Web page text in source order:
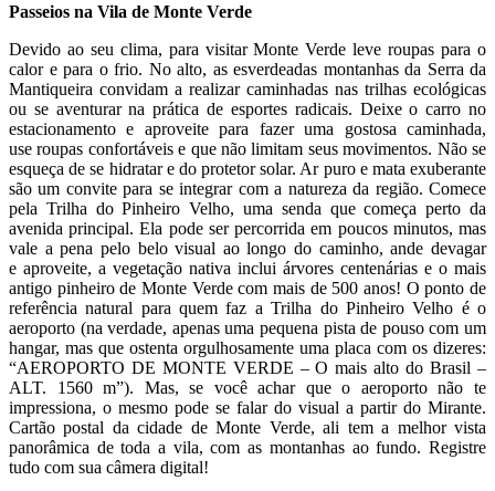
Passeios na Vila de Monte Verde
Devido ao seu clima, para visitar Monte Verde leve roupas para o
calor e para o frio. No alto, as esverdeadas montanhas da Serra da
Mantiqueira convidam a realizar caminhadas nas trilhas ecológicas
ou se aventurar na prática de esportes radicais. Deixe o carro no
estacionamento e aproveite para fazer uma gostosa caminhada,
use roupas confortáveis e que não limitam seus movimentos. Não se
esqueça de se hidratar e do protetor solar. Ar puro e mata exuberante
são um convite para se integrar com a natureza da região. Comece
pela Trilha do Pinheiro Velho, uma senda que começa perto da
avenida principal. Ela pode ser percorrida em poucos minutos, mas
vale a pena pelo belo visual ao longo do caminho, ande devagar
e aproveite, a vegetação nativa inclui árvores centenárias e o mais
antigo pinheiro de Monte Verde com mais de 500 anos! O ponto de
referência natural para quem faz a Trilha do Pinheiro Velho é o
aeroporto (na verdade, apenas uma pequena pista de pouso com um
hangar, mas que ostenta orgulhosamente uma placa com os dizeres:
“AEROPORTO DE MONTE VERDE – O mais alto do Brasil –
ALT. 1560 m”). Mas, se você achar que o aeroporto não te
impressiona, o mesmo pode se falar do visual a partir do Mirante.
Cartão postal da cidade de Monte Verde, ali tem a melhor vista
panorâmica de toda a vila, com as montanhas ao fundo. Registre
tudo com sua câmera digital!